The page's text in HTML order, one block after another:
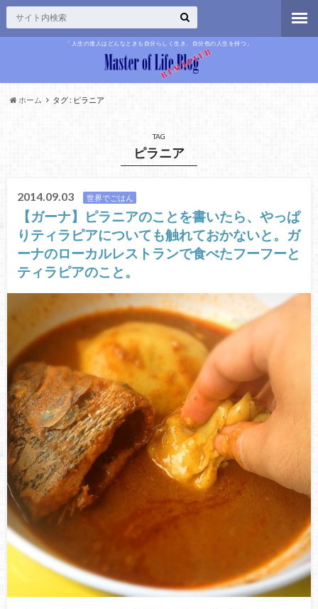
「人生の達人はどんなときも自分らしく生き、自分色の人生を持つ」
ホーム タグ : ピラニア
TAG
ピラニア
2014.09.03 世界でごはん
【ガーナ】ピラニアのことを書いたら、やっぱ
りティラピアについても触れておかないと。ガ
ーナのローカルレストランで食べたフーフーと
ティラピアのこと。